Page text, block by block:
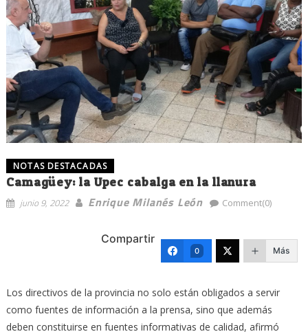
NOTAS DESTACADAS
Camagüey: la Upec cabalga en la llanura
junio 9, 2022 Enrique Milanés León Comment(0)
Compartir
0 Más
Los directivos de la provincia no solo están obligados a servir
como fuentes de información a la prensa, sino que además
deben constituirse en fuentes informativas de calidad, afirmó